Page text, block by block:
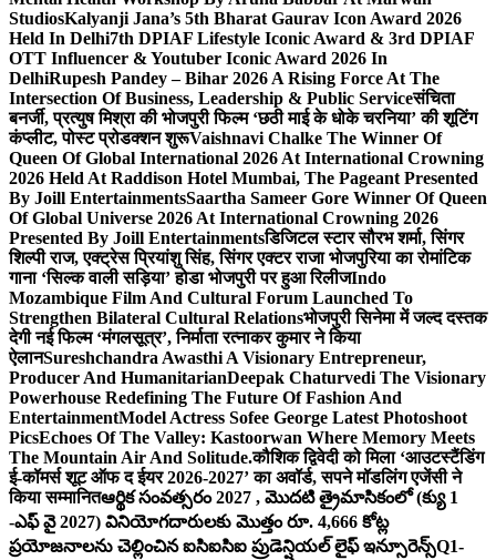
StudiosKalyanji Jana’s 5th Bharat Gaurav Icon Award 2026
Held In Delhi7th DPIAF Lifestyle Iconic Award & 3rd DPIAF
OTT Influencer & Youtuber Iconic Award 2026 In
DelhiRupesh Pandey – Bihar 2026 A Rising Force At The
Intersection Of Business, Leadership & Public Serviceसंचिता
बनर्जी, प्रत्युष मिश्रा की भोजपुरी फिल्म ‘छठी माई के धोके चरनिया’ की शूटिंग
कंप्लीट, पोस्ट प्रोडक्शन शुरूVaishnavi Chalke The Winner Of
Queen Of Global International 2026 At International Crowning
2026 Held At Raddison Hotel Mumbai, The Pageant Presented
By Joill EntertainmentsSaartha Sameer Gore Winner Of Queen
Of Global Universe 2026 At International Crowning 2026
Presented By Joill Entertainmentsडिजिटल स्टार सौरभ शर्मा, सिंगर
शिल्पी राज, एक्ट्रेस प्रियांशु सिंह, सिंगर एक्टर राजा भोजपुरिया का रोमांटिक
गाना ‘सिल्क वाली सड़िया’ होडा भोजपुरी पर हुआ रिलीजIndo
Mozambique Film And Cultural Forum Launched To
Strengthen Bilateral Cultural Relationsभोजपुरी सिनेमा में जल्द दस्तक
देगी नई फिल्म ‘मंगलसूत्र’, निर्माता रत्नाकर कुमार ने किया
ऐलानSureshchandra Awasthi A Visionary Entrepreneur,
Producer And HumanitarianDeepak Chaturvedi The Visionary
Powerhouse Redefining The Future Of Fashion And
EntertainmentModel Actress Sofee George Latest Photoshoot
PicsEchoes Of The Valley: Kastoorwan Where Memory Meets
The Mountain Air And Solitude.कौशिक द्विवेदी को मिला ‘आउटस्टैंडिंग
ई-कॉमर्स शूट ऑफ द ईयर 2026-2027’ का अवॉर्ड, सपने मॉडलिंग एजेंसी ने
किया सम्मानितఆర్థిక సంవత్సరం 2027 , మొదటి త్రైమాసికంలో (క్యు 1
-ఎఫ్ వై 2027) వినియోగదారులకు మొత్తం రూ. 4,666 కోట్ల
ప్రయోజనాలను చెల్లించిన ఐసిఐసిఐ ప్రుడెన్షియల్ లైఫ్ ఇన్సూరెన్స్Q1-